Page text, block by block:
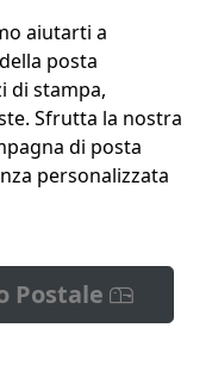
aiutarti a
posta
di stampa,
Sfrutta la nostra
di posta
personalizzata
Postale